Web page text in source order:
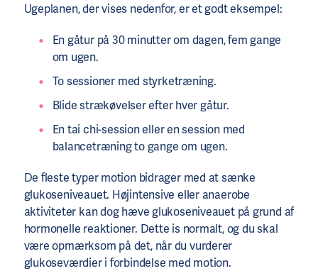
Ugeplanen, der vises nedenfor, er et godt eksempel:
En gåtur på 30 minutter om dagen, fem gange
om ugen.
To sessioner med styrketræning.
Blide strækøvelser efter hver gåtur.
En tai chi-session eller en session med
balancetræning to gange om ugen.
De fleste typer motion bidrager med at sænke
glukoseniveauet. Højintensive eller anaerobe
aktiviteter kan dog hæve glukoseniveauet på grund af
hormonelle reaktioner. Dette is normalt, og du skal
være opmærksom på det, når du vurderer
glukoseværdier i forbindelse med motion.